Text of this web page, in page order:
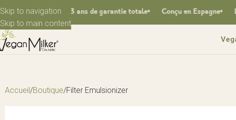
Skip to navigation
Skip to main content
totale 3 ans de garantie totale Conçu en Espagne Livraison
Accueil Boutique Filter Emulsionizer